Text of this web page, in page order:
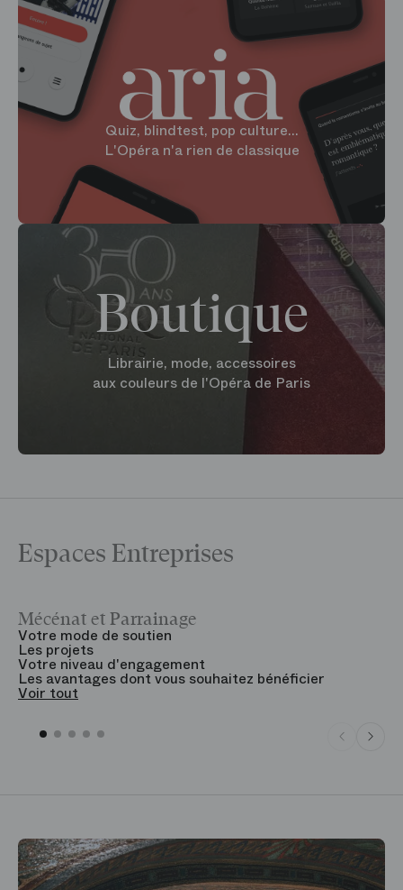
Quiz, blindtest, pop culture...
L'Opéra n'a rien de classique
Boutique
Librairie, mode, accessoires
aux couleurs de l'Opéra de Paris
Espaces Entreprises
Mécénat et Parrainage
Votre mode de soutien
Les projets
Votre niveau d'engagement
Les avantages dont vous souhaitez bénéficier
Voir tout